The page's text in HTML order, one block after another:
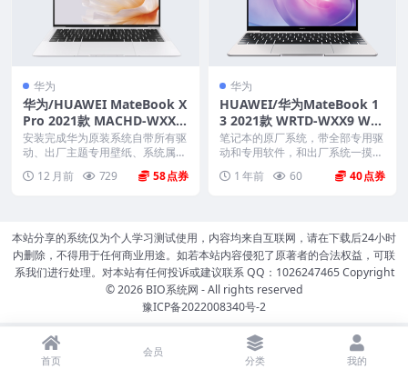
华为
华为/HUAWEI MateBook X
Pro 2021款 MACHD-WXX9
原厂Win11-21H2系统 工厂
文件 带F10智能还原
安装完成华为原装系统自带所有驱
动、出厂主题专用壁纸、系统属性
12 月前 729 58
华为
HUAWEI/华为MateBook 1
3 2021款 WRTD-WXX9 WR
TD-WFE9Q Win10 20H2家
庭版 原厂oem系统
笔记本的原厂系统，带全部专用驱
动和专用软件，和出厂系统一摸一
1 年前 60 40
本站分享的系统仅为个人学习测试使用，内容均来自互联网，请在下载后24小时
内删除，不得用于任何商业用途。如若本站内容侵犯了原著者的合法权益，可联
系我们进行处理。对本站有任何投诉或建议联系 QQ：1026247465 Copyright
© 2026 BIO系统网 - All rights reserved
豫ICP备2022008340号-2
首页
会员
分类 我的